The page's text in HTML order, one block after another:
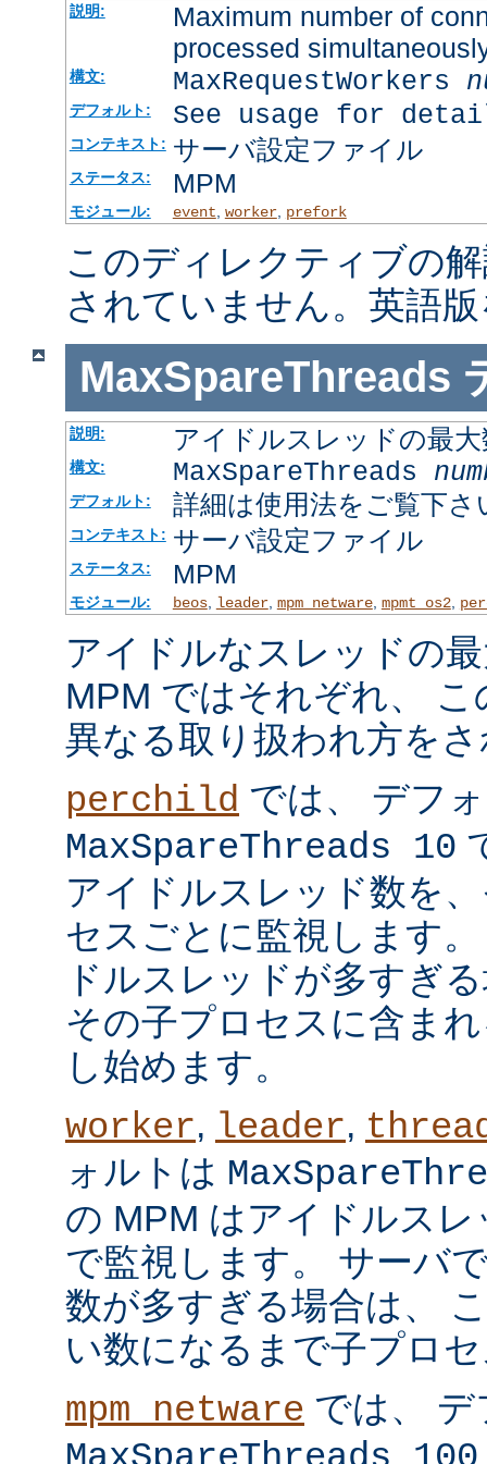
説明:
Maximum number of
processed
構文: MaxRequestWorkers
デフォルト: See usage for
コンテキスト: サーバ設定ファイル
ステータス: MPM
モジュール: event, worker, prefork
このディレクティブの
されていません。英語
MaxSpareThreads
説明: アイドルスレッドの最大
構文: MaxSpareThreads
デフォルト: 詳細は使用法をご覧下さ
コンテキスト: サーバ設定ファイル
ステータス: MPM
モジュール: beos, leader, mpm_netware, mpmt_os2,
アイドルなスレッドの
MPM ではそれぞれ、
異なる取り扱われ方を
perchild では、 デフ
MaxSpareThreads 10
アイドルスレッド数を
セスごとに監視します
ドルスレッドが多すぎ
その子プロセスに含ま
し始めます。
worker, leader,
ォルトは
の MPM はアイドルス
で監視します。 サーバ
数が多すぎる場合は、
い数になるまで子プロ
mpm_netware では、